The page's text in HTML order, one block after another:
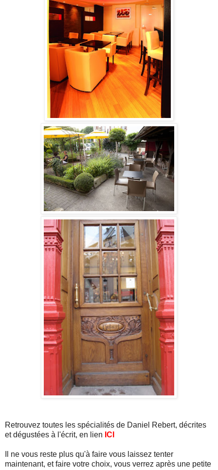
Retrouvez toutes les spécialités de Daniel Rebert, décrites
et dégustées à l'écrit, en lien ICI
Il ne vous reste plus qu'à faire vous laissez tenter
maintenant, et faire votre choix, vous verrez après une petite